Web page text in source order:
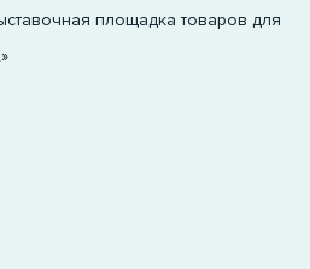
площадка товаров для